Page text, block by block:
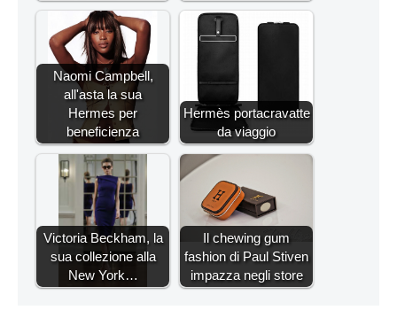
Naomi Campbell,
all'asta la sua
Hermes per
beneficienza
Hermès portacravatte
da viaggio
Victoria Beckham, la
sua collezione alla
New York…
Il chewing gum
fashion di Paul Stiven
impazza negli store